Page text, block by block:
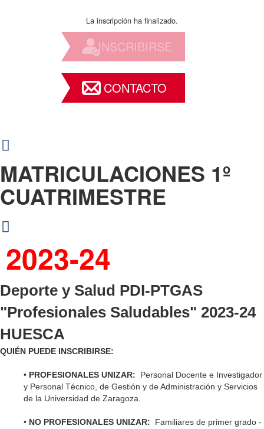
La inscripción ha finalizado.
INSCRIBIRSE
CONTACTO
MATRICULACIONES 1º
CUATRIMESTRE
2023-24
Deporte y Salud PDI-PTGAS
"Profesionales Saludables" 2023-24
HUESCA
QUIÉN PUEDE INSCRIBIRSE:
• PROFESIONALES UNIZAR: Personal Docente e Investigador
y Personal Técnico, de Gestión y de Administración y Servicios
de la Universidad de Zaragoza.
• NO PROFESIONALES UNIZAR: Familiares de primer grado -